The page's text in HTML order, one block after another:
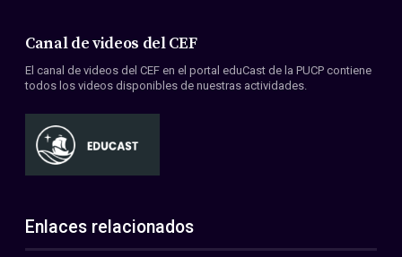
Canal de videos del CEF
El canal de videos del CEF en el portal eduCast de la PUCP contiene
todos los videos disponibles de nuestras actividades.
Enlaces relacionados